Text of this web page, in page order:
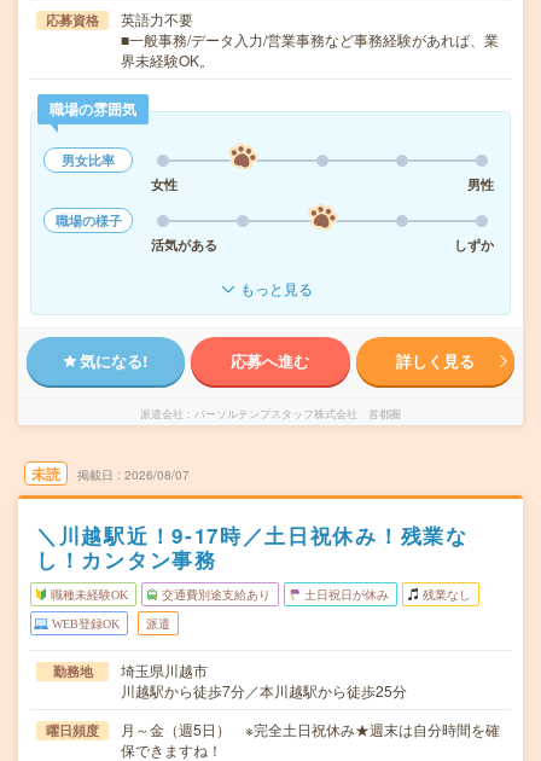
応募資格
英語力不要
■一般事務/データ入力/営業事務など事務経験があれば、業
界未経験OK。
職場の雰囲気
男女比率
女性
男性
職場の様子
活気がある
しずか
もっと見る
気になる! 応募へ進む 詳しく見る
派遣会社 パーソルテンプスタッフ株式会社 首都圏
未読 掲載日 2026/08/07
＼川越駅近！9-17時／土日祝休み！残業な
し！カンタン事務
職種未経験OK 交通費別途支給あり 土日祝日が休み 残業なし
WEB登録OK 派遣
勤務地
埼玉県川越市
川越駅から徒歩7分／本川越駅から徒歩25分
曜日頻度
月～金（週5日） ※完全土日祝休み★週末は自分時間を確
保できますね！